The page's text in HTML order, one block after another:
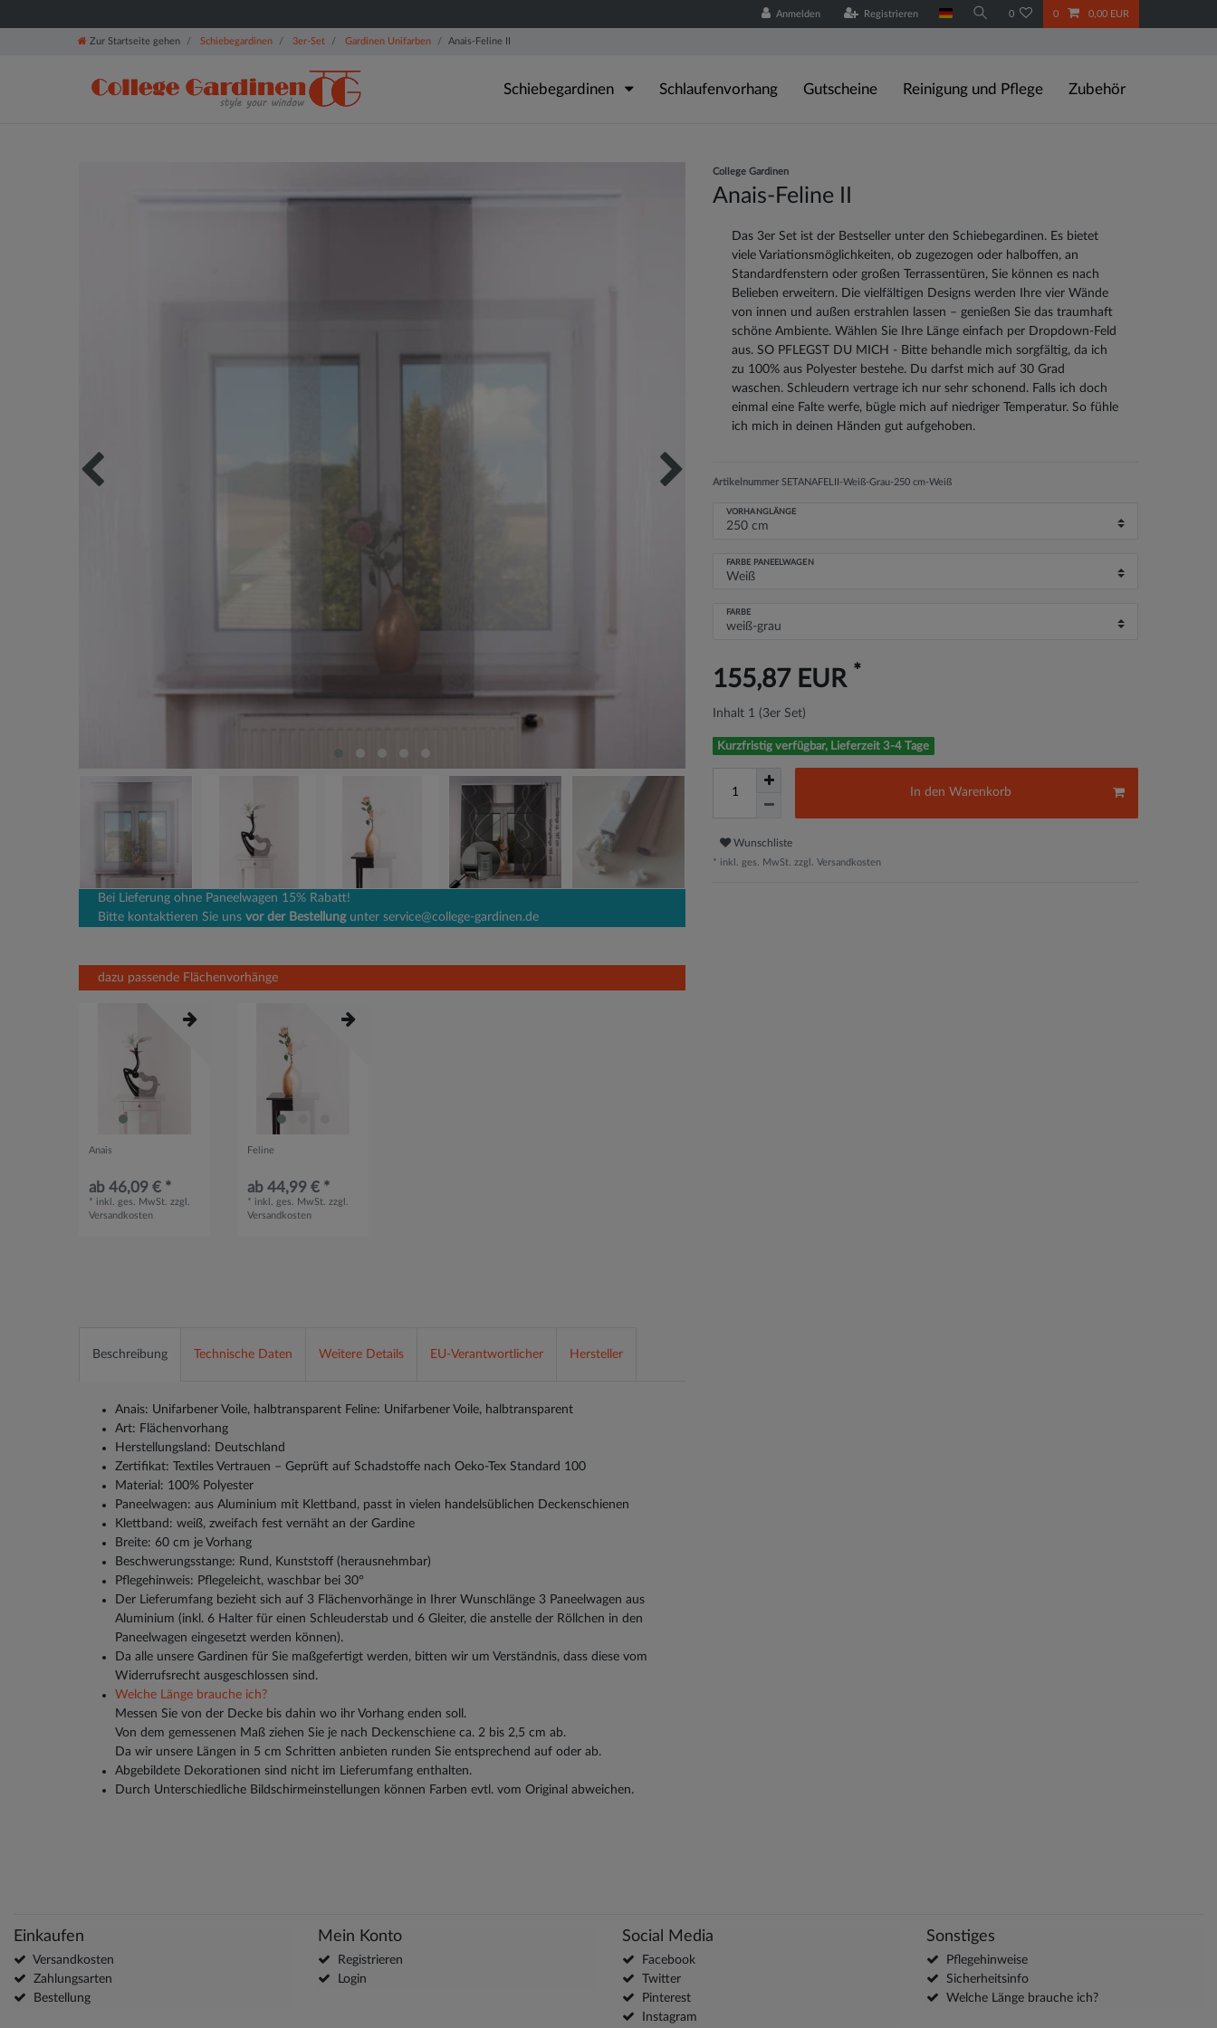
Anmelden Registrieren 0 0 0,00 EUR
Zur Startseite gehen Schiebegardinen 3er-Set Gardinen Unifarben Anais-Feline II
Schiebegardinen Schlaufenvorhang Gutscheine Reinigung und Pflege Zubehör
Bei Lieferung ohne Paneelwagen 15% Rabatt!
Bitte kontaktieren Sie uns vor der Bestellungunter service@college-gardinen.de
dazu passende Flächenvorhänge
Anais
ab 46,09 € *
* inkl. ges. MwSt.
zzgl.
Versandkosten
Feline
ab 44,99 € *
* inkl. ges. MwSt.
zzgl.
Versandkosten
College Gardinen
Anais-Feline II
Das 3er Set ist der Bestseller unter den Schiebegardinen. Es bietet
viele Variationsmöglichkeiten, ob zugezogen oder halboffen, an
Standardfenstern oder großen Terrassentüren, Sie können es nach
Belieben erweitern. Die vielfältigen Designs werden Ihre vier Wände
von innen und außen erstrahlen lassen – genießen Sie das traumhaft
schöne Ambiente. Wählen Sie Ihre Länge einfach per Dropdown-Feld
aus. SO PFLEGST DU MICH - Bitte behandle mich sorgfältig, da ich
zu 100% aus Polyester bestehe. Du darfst mich auf 30 Grad
waschen. Schleudern vertrage ich nur sehr schonend. Falls ich doch
einmal eine Falte werfe, bügle mich auf niedriger Temperatur. So fühle
ich mich in deinen Händen gut aufgehoben.
Artikelnummer SETANAFELII-Weiß-Grau-250 cm-Weiß
VORHANGLÄNGE
FARBE PANEELWAGEN
FARBE
155,87 EUR *
Inhalt 1 (3er Set)
Kurzfristig verfügbar, Lieferzeit 3-4 Tage
In den Warenkorb
Wunschliste
* inkl. ges. MwSt. zzgl. Versandkosten
Beschreibung Technische Daten Weitere Details EU-Verantwortlicher Hersteller
Anais: Unifarbener Voile, halbtransparent Feline: Unifarbener Voile, halbtransparent
Art: Flächenvorhang
Herstellungsland: Deutschland
Zertifikat: Textiles Vertrauen – Geprüft auf Schadstoffe nach Oeko-Tex Standard 100
Material: 100% Polyester
Paneelwagen: aus Aluminium mit Klettband, passt in vielen handelsüblichen Deckenschienen
Klettband: weiß, zweifach fest vernäht an der Gardine
Breite: 60 cm je Vorhang
Beschwerungsstange: Rund, Kunststoff (herausnehmbar)
Pflegehinweis: Pflegeleicht, waschbar bei 30°
Der Lieferumfang bezieht sich auf 3 Flächenvorhänge in Ihrer Wunschlänge 3 Paneelwagen aus
Aluminium (inkl. 6 Halter für einen Schleuderstab und 6 Gleiter, die anstelle der Röllchen in den
Paneelwagen eingesetzt werden können).
Da alle unsere Gardinen für Sie maßgefertigt werden, bitten wir um Verständnis, dass diese vom
Widerrufsrecht ausgeschlossen sind.
Welche Länge brauche ich?
Messen Sie von der Decke bis dahin wo ihr Vorhang enden soll.
Von dem gemessenen Maß ziehen Sie je nach Deckenschiene ca. 2 bis 2,5 cm ab.
Da wir unsere Längen in 5 cm Schritten anbieten runden Sie entsprechend auf oder ab.
Abgebildete Dekorationen sind nicht im Lieferumfang enthalten.
Durch Unterschiedliche Bildschirmeinstellungen können Farben evtl. vom Original abweichen.
Einkaufen
Versandkosten
Zahlungsarten
Bestellung
Mein Konto
Registrieren
Login
Social Media
Facebook
Twitter
Pinterest
Instagram
Sonstiges
Pflegehinweise
Sicherheitsinfo
Welche Länge brauche ich?